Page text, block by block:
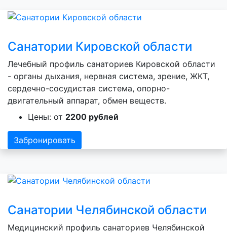
Санатории Кировской области
Лечебный профиль санаториев Кировской области
- органы дыхания, нервная система, зрение, ЖКТ,
сердечно-сосудистая система, опорно-
двигательный аппарат, обмен веществ.
Цены: от 2200 рублей
Забронировать
Санатории Челябинской области
Медицинский профиль санаториев Челябинской